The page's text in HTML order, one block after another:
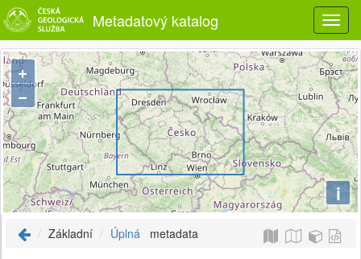
Metadatový katalog
+
−
i
Základní Úplná metadata